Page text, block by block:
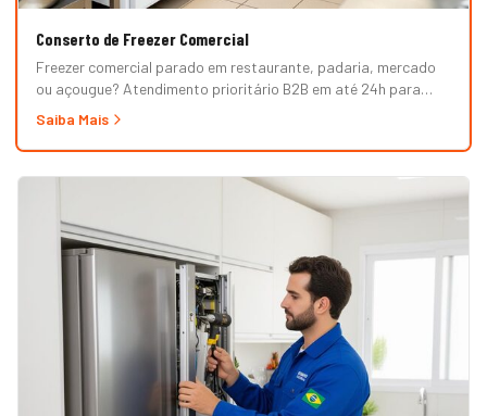
Conserto de Freezer Comercial
Freezer comercial parado em restaurante, padaria, mercado
ou açougue? Atendimento prioritário B2B em até 24h para
horizontal, vertical, expositor, ilha refrigerada e câmara fria.
Saiba Mais